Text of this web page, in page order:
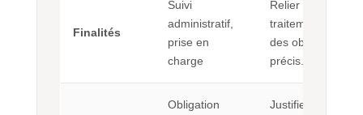
Finalités
Suivi
administratif,
prise en
charge
Relier le
traitement à
des objectifs
précis.
Obligation
Justifier